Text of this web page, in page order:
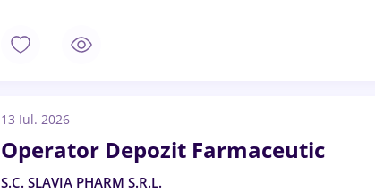
13 Iul. 2026
Operator Depozit Farmaceutic
S.C. SLAVIA PHARM S.R.L.